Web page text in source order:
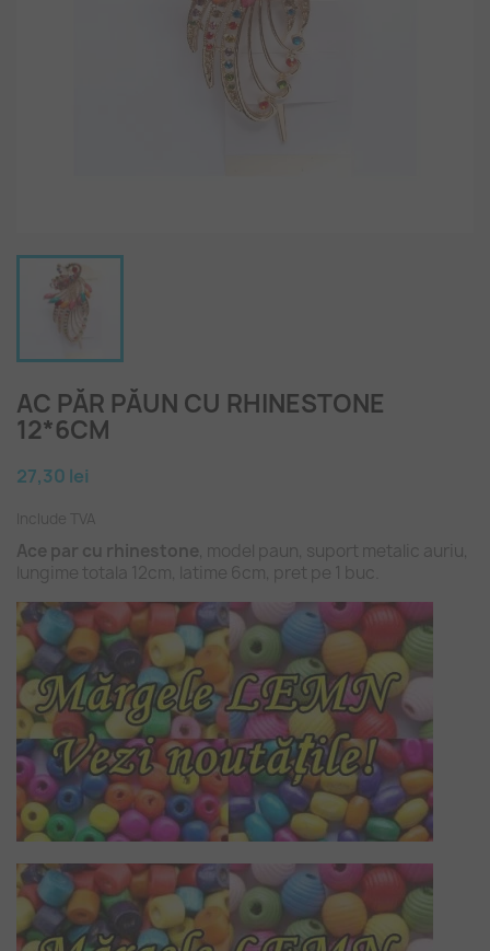
AC PĂR PĂUN CU RHINESTONE
12*6CM
27,30 lei
Include TVA
Ace par cu rhinestone, model paun, suport metalic auriu,
lungime totala 12cm, latime 6cm, pret pe 1 buc.